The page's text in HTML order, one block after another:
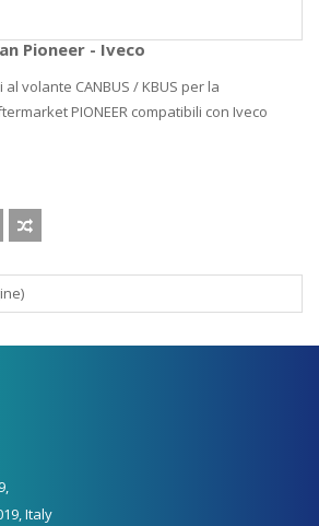
Pioneer - Iveco
volante CANBUS / KBUS per la
PIONEER compatibili con Iveco
Italy